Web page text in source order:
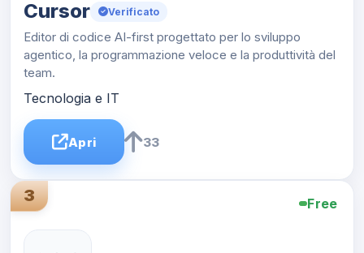
Cursor Verificato
Editor di codice AI-first progettato per lo sviluppo
agentico, la programmazione veloce e la produttività del
team.
Tecnologia e IT
Apri 33
3 Free